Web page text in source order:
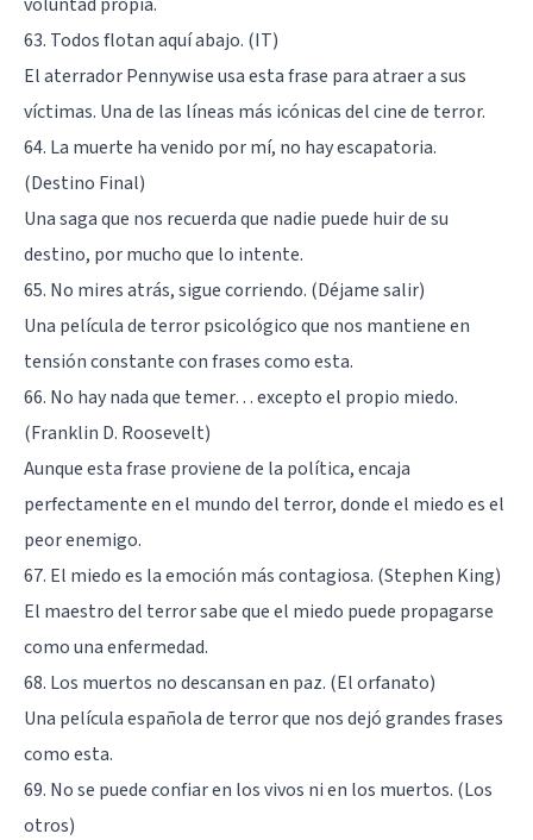
63. Todos flotan aquí abajo. (IT)
El aterrador Pennywise usa esta frase para atraer a sus
víctimas. Una de las líneas más icónicas del cine de terror.
64. La muerte ha venido por mí, no hay escapatoria.
(Destino Final)
Una saga que nos recuerda que nadie puede huir de su
destino, por mucho que lo intente.
65. No mires atrás, sigue corriendo. (Déjame salir)
Una película de terror psicológico que nos mantiene en
tensión constante con frases como esta.
66. No hay nada que temer… excepto el propio miedo.
(Franklin D. Roosevelt)
Aunque esta frase proviene de la política, encaja
perfectamente en el mundo del terror, donde el miedo es el
peor enemigo.
67. El miedo es la emoción más contagiosa. (Stephen King)
El maestro del terror sabe que el miedo puede propagarse
como una enfermedad.
68. Los muertos no descansan en paz. (El orfanato)
Una película española de terror que nos dejó grandes frases
como esta.
69. No se puede confiar en los vivos ni en los muertos. (Los
otros)